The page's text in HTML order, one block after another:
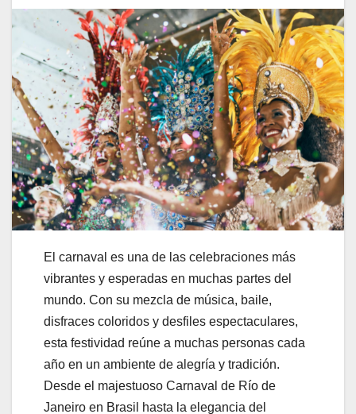
El carnaval es una de las celebraciones más
vibrantes y esperadas en muchas partes del
mundo. Con su mezcla de música, baile,
disfraces coloridos y desfiles espectaculares,
esta festividad reúne a muchas personas cada
año en un ambiente de alegría y tradición.
Desde el majestuoso Carnaval de Río de
Janeiro en Brasil hasta la elegancia del